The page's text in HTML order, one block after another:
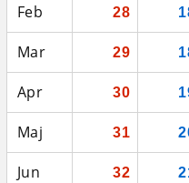
Feb 28
Mar 29
Apr 30
Maj 31
Jun 32